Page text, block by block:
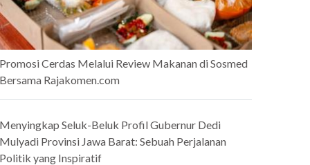
Cerdas Melalui Review Makanan di Sosmed
Rajakomen.com
Seluk-Beluk Profil Gubernur Dedi
Provinsi Jawa Barat: Sebuah Perjalanan
yang Inspiratif